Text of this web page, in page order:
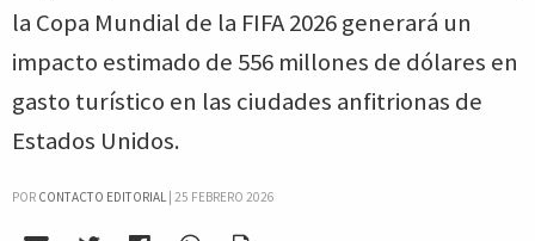
la Copa Mundial de la FIFA 2026 generará un
impacto estimado de 556 millones de dólares en
gasto turístico en las ciudades anfitrionas de
Estados Unidos.
POR CONTACTO EDITORIAL| 25 FEBRERO 2026